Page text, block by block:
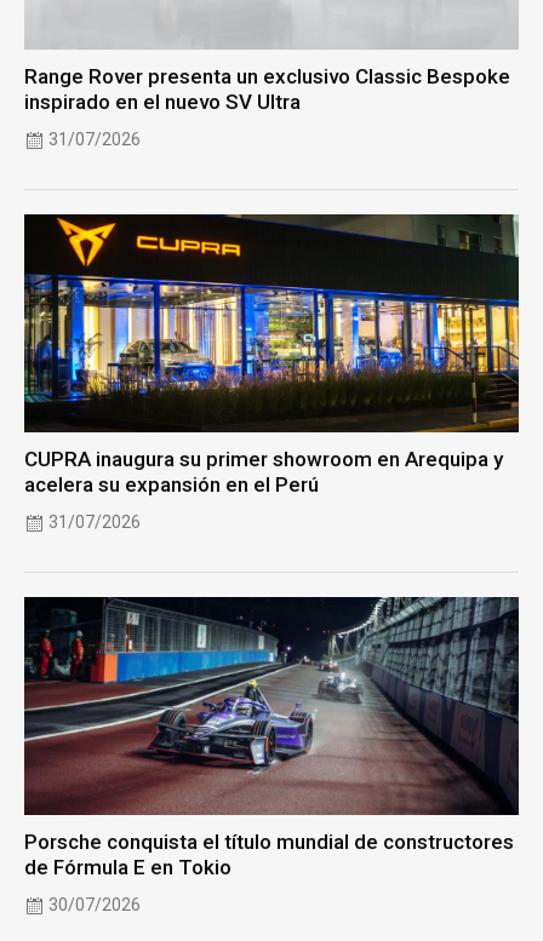
Range Rover presenta un exclusivo Classic Bespoke
inspirado en el nuevo SV Ultra
31/07/2026
CUPRA inaugura su primer showroom en Arequipa y
acelera su expansión en el Perú
31/07/2026
Porsche conquista el título mundial de constructores
de Fórmula E en Tokio
30/07/2026